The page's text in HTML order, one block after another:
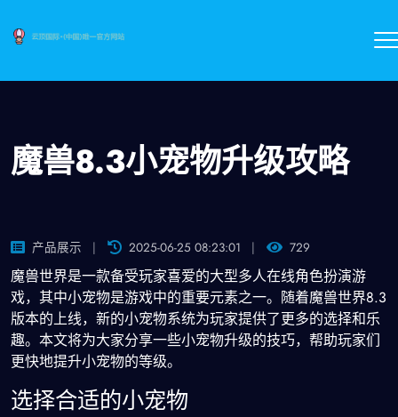
魔兽8.3小宠物升级攻略
产品展示 2025-06-25 08:23:01 729
魔兽世界是一款备受玩家喜爱的大型多人在线角色扮演游
戏，其中小宠物是游戏中的重要元素之一。随着魔兽世界8.3
版本的上线，新的小宠物系统为玩家提供了更多的选择和乐
趣。本文将为大家分享一些小宠物升级的技巧，帮助玩家们
更快地提升小宠物的等级。
选择合适的小宠物